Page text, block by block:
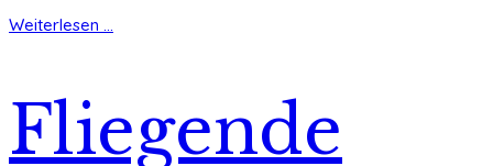
Weiterlesen ...
Fliegende